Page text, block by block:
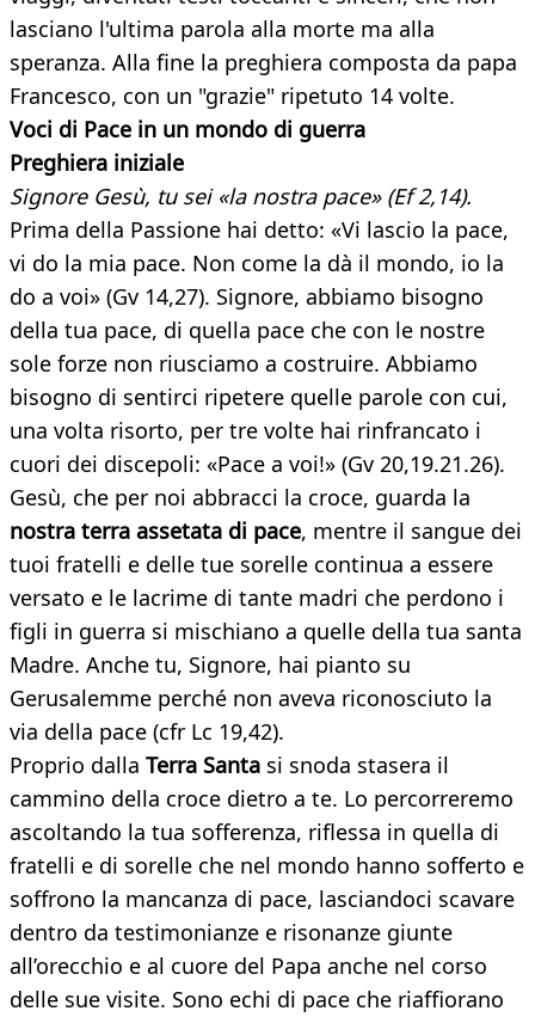
lasciano l'ultima parola alla morte ma alla
speranza. Alla fine la preghiera composta da papa
Francesco, con un "grazie" ripetuto 14 volte.
Voci di Pace in un mondo di guerra
Preghiera iniziale
Signore Gesù, tu sei «la nostra pace» (Ef 2,14).
Prima della Passione hai detto: «Vi lascio la pace,
vi do la mia pace. Non come la dà il mondo, io la
do a voi» (Gv 14,27). Signore, abbiamo bisogno
della tua pace, di quella pace che con le nostre
sole forze non riusciamo a costruire. Abbiamo
bisogno di sentirci ripetere quelle parole con cui,
una volta risorto, per tre volte hai rinfrancato i
cuori dei discepoli: «Pace a voi!» (Gv 20,19.21.26).
Gesù, che per noi abbracci la croce, guarda la
nostra terra assetata di pace, mentre il sangue dei
tuoi fratelli e delle tue sorelle continua a essere
versato e le lacrime di tante madri che perdono i
figli in guerra si mischiano a quelle della tua santa
Madre. Anche tu, Signore, hai pianto su
Gerusalemme perché non aveva riconosciuto la
via della pace (cfr Lc 19,42).
Proprio dalla Terra Santa si snoda stasera il
cammino della croce dietro a te. Lo percorreremo
ascoltando la tua sofferenza, riflessa in quella di
fratelli e di sorelle che nel mondo hanno sofferto e
soffrono la mancanza di pace, lasciandoci scavare
dentro da testimonianze e risonanze giunte
all’orecchio e al cuore del Papa anche nel corso
delle sue visite. Sono echi di pace che riaffiorano